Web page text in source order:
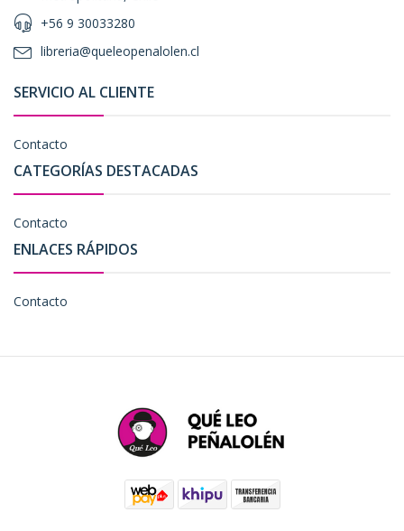
+56 9 30033280
libreria@queleopenalolen.cl
SERVICIO AL CLIENTE
Contacto
CATEGORÍAS DESTACADAS
Contacto
ENLACES RÁPIDOS
Contacto